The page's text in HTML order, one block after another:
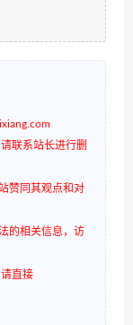
联系站长进行删
赞同其观点和对
的相关信息，访
直接